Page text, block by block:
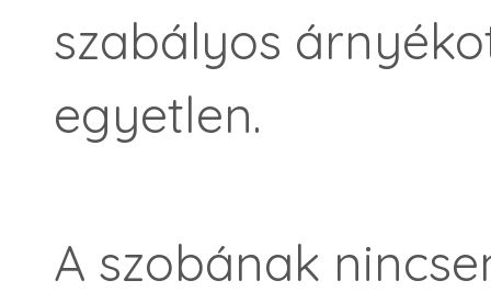
szabályos
egyetlen.
A szobának